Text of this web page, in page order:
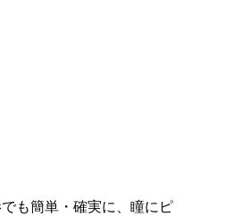
も簡単・確実に、瞳にピ